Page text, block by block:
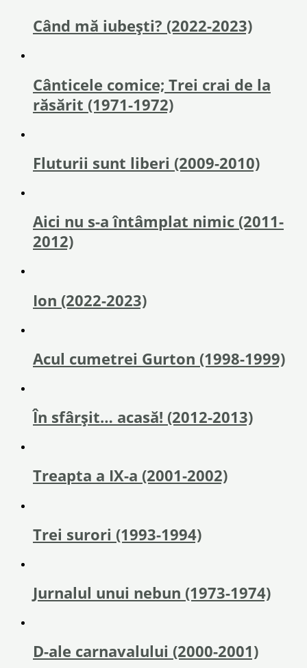
Când mă iubești? (2022-2023)
Cânticele comice; Trei crai de la
răsărit (1971-1972)
Fluturii sunt liberi (2009-2010)
Aici nu s-a întâmplat nimic (2011-
2012)
Ion (2022-2023)
Acul cumetrei Gurton (1998-1999)
În sfârşit… acasă! (2012-2013)
Treapta a IX-a (2001-2002)
Trei surori (1993-1994)
Jurnalul unui nebun (1973-1974)
D-ale carnavalului (2000-2001)